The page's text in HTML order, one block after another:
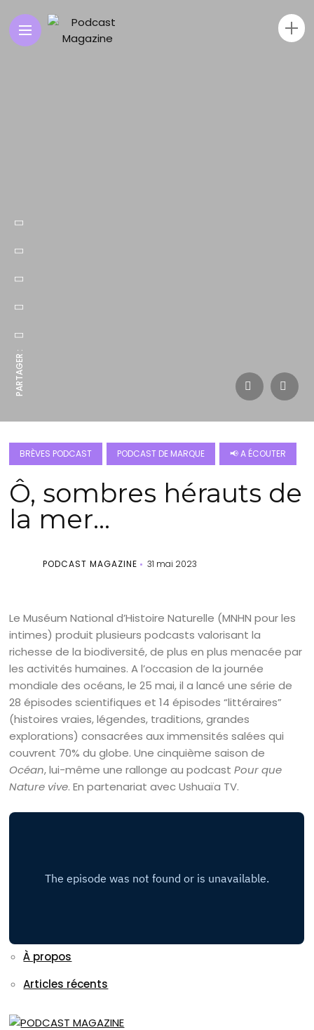
PARTAGER :
BRÈVES PODCAST PODCAST DE MARQUE 📢 A ÉCOUTER
Ô, sombres hérauts de
la mer…
PODCAST MAGAZINE 31 mai 2023
Le Muséum National d’Histoire Naturelle (MNHN pour les
intimes) produit plusieurs podcasts valorisant la
richesse de la biodiversité, de plus en plus menacée par
les activités humaines. A l’occasion de la journée
mondiale des océans, le 25 mai, il a lancé une série de
28 épisodes scientifiques et 14 épisodes “littéraires”
(histoires vraies, légendes, traditions, grandes
explorations) consacrées aux immensités salées qui
couvrent 70% du globe. Une cinquième saison de
Océan, lui-même une rallonge au podcastPour que
Nature vive. En partenariat avec Ushuaïa TV.
À propos
Articles récents